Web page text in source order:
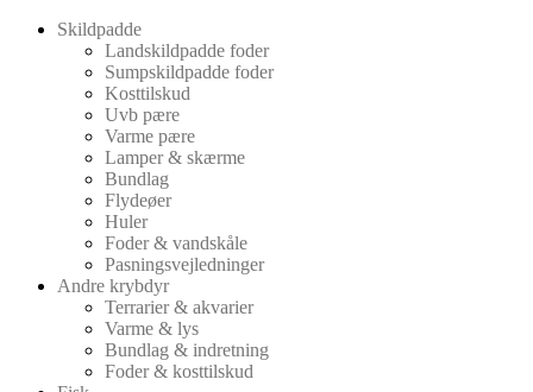
Skildpadde
Landskildpadde foder
Sumpskildpadde foder
Kosttilskud
Uvb pære
Varme pære
Lamper & skærme
Bundlag
Flydeøer
Huler
Foder & vandskåle
Pasningsvejledninger
Andre krybdyr
Terrarier & akvarier
Varme & lys
Bundlag & indretning
Foder & kosttilskud